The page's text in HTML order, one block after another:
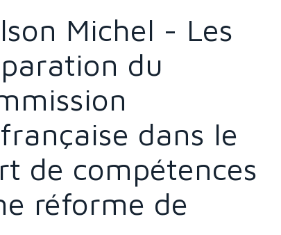
Michel - Les
du
dans le
de compétences
réforme de